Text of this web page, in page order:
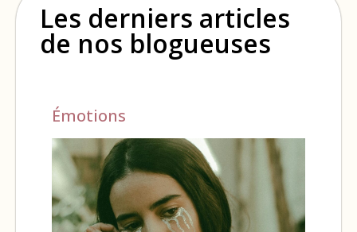
Les derniers articles
de nos blogueuses
Émotions